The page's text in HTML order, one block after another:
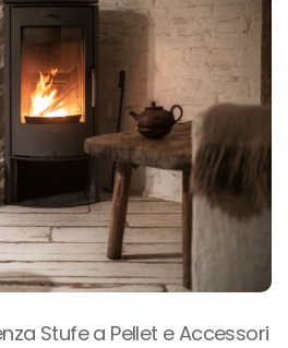
Stufe a Pellet e Accessori